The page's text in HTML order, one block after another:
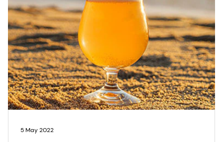
5 May 2022